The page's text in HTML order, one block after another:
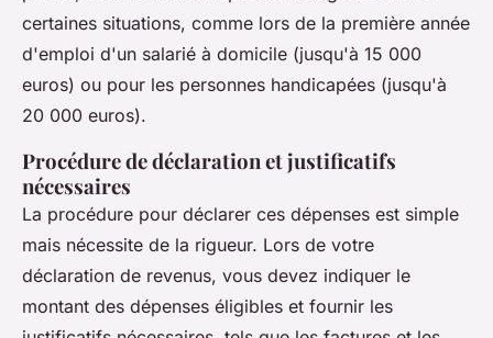
certaines situations, comme lors de la première année
d'emploi d'un salarié à domicile (jusqu'à 15 000
euros) ou pour les personnes handicapées (jusqu'à
20 000 euros).
Procédure de déclaration et justificatifs
nécessaires
La procédure pour déclarer ces dépenses est simple
mais nécessite de la rigueur. Lors de votre
déclaration de revenus, vous devez indiquer le
montant des dépenses éligibles et fournir les